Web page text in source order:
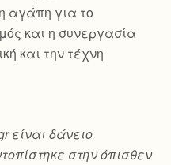
αγάπη για το
και η συνεργασία
και την τέχνη
είναι δάνειο
στην όπισθεν